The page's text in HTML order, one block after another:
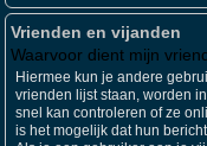
Vrienden en vijanden
Waarvoor dient mijn
Hiermee kun je andere
vrienden lijst staan, worden
snel kan controleren of ze
is het mogelijk dat hun